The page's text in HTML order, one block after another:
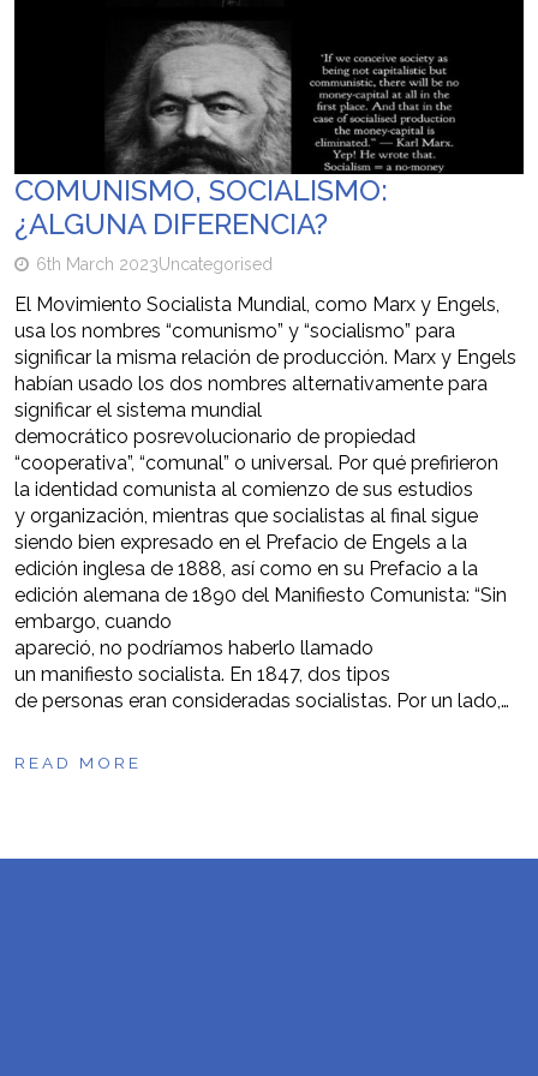
COMUNISMO, SOCIALISMO:
¿ALGUNA DIFERENCIA?
6th March 2023Uncategorised
El Movimiento Socialista Mundial, como Marx y Engels,
usa los nombres “comunismo” y “socialismo” para
significar la misma relación de producción. Marx y Engels
habían usado los dos nombres alternativamente para
significar el sistema mundial
democrático posrevolucionario de propiedad
“cooperativa”, “comunal” o universal. Por qué prefirieron
la identidad comunista al comienzo de sus estudios
y organización, mientras que socialistas al final sigue
siendo bien expresado en el Prefacio de Engels a la
edición inglesa de 1888, así como en su Prefacio a la
edición alemana de 1890 del Manifiesto Comunista: “Sin
embargo, cuando
apareció, no podríamos haberlo llamado
un manifiesto socialista. En 1847, dos tipos
de personas eran consideradas socialistas. Por un lado,…
READ MORE